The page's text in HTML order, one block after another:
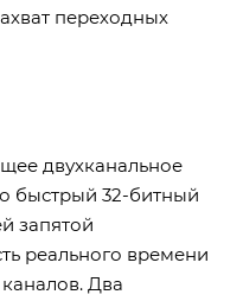
переходных
двухканальное
быстрый 32-битный
запятой
реального времени
Два